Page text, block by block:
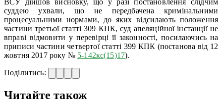
суддею ухвали, що не передбачена кримінальними
процесуальними нормами, до яких відсилають положення
частини третьої статті 309 КПК, суд апеляційної інстанції не
вправі відмовити у перевірці її законності, посилаючись на
приписи частини четвертої статті 399 КПК (постанова від 12
жовтня 2017 року № 5-142кс(15)17).
Поділитись:
Читайте також